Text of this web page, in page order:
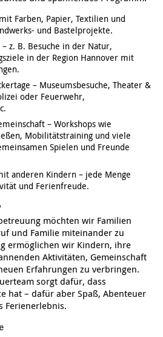
Schulenburg
Freytagstraße
Gehägestraße
Gottfried-Keller-Straße /
Große Pranke
Herbartstraße
Hiltrud-Grote-Weg
Ibykusweg / Familienzentrum
Johannes-Lau-Hof
Klaus-Müller-Kilian-Weg /
Elmstraße / Familienzentrum
Freudenthalstraße /
Freytagstraße
Gehägestraße
Gorch-Fock-Straße
Gottfried-Keller-Straße /
Große Pranke
Harenberger Straße
Herbartstraße
Hiltrud-Grote-Weg
Pfarrlandplatz
Rosenbergstraße
Schweriner Straße /
Stenhusenstraße
Sylter Weg
Mühenkamp / Familienzentrum
Petermannstraße /
Schweriner Straße /
und Formularausfüllhilfe
für junge Menschen
für ältere Menschen
Farben, Papier, Textilien und
und Bastelprojekte.
z. B. Besuche in der Natur,
in der Region Hannover mit
– Museumsbesuche, Theater &
oder Feuerwehr,
– Workshops wie
Mobilitätstraining und viele
Spielen und Freunde
anderen Kindern – jede Menge
und Ferienfreude.
möchten wir Familien
und Familie miteinander zu
ermöglichen wir Kindern, ihre
Aktivitäten, Gemeinschaft
Erfahrungen zu verbringen.
sorgt dafür, dass
hat – dafür aber Spaß, Abenteuer
Ferienerlebnis.